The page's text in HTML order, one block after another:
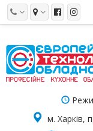
м. Харків,